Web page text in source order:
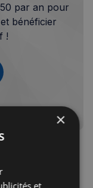
par an pour
bénéficier
!
×
et